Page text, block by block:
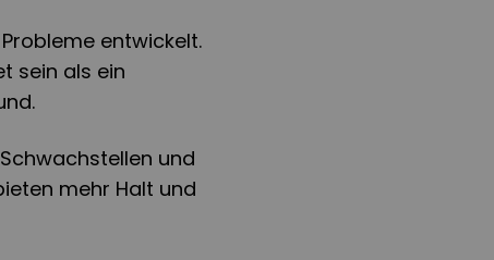
entwickelt.
sein als ein
und
mehr Halt und